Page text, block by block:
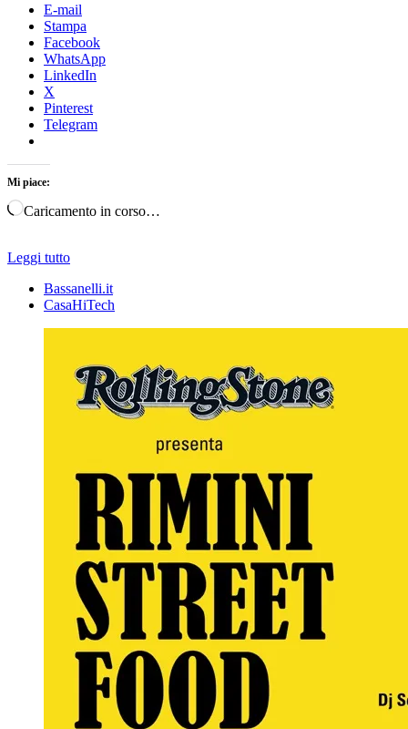
E-mail
Stampa
Facebook
WhatsApp
LinkedIn
X
Pinterest
Telegram
Mi piace:
Caricamento in corso…
Leggi tutto
Bassanelli.it
CasaHiTech